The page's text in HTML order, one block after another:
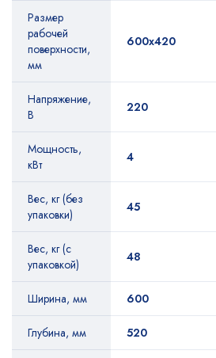
Размер
рабочей
поверхности,
мм
600х420
Напряжение,
В
220
Мощность,
кВт
4
Вес, кг (без
упаковки)
45
Вес, кг (с
упаковкой)
48
Ширина, мм 600
Глубина, мм 520